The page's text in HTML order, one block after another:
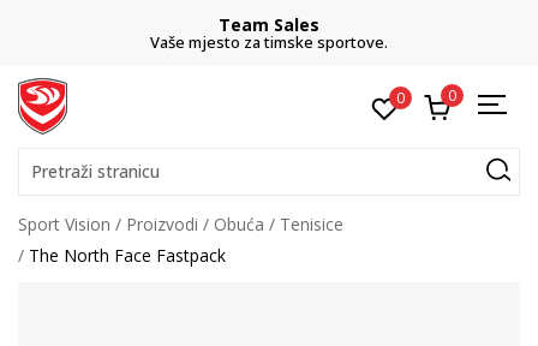
Team Sales
Vaše mjesto za timske sportove.
0 0
Pretraži stranicu
Sport Vision Proizvodi Obuća
Tenisice
The North Face Fastpack